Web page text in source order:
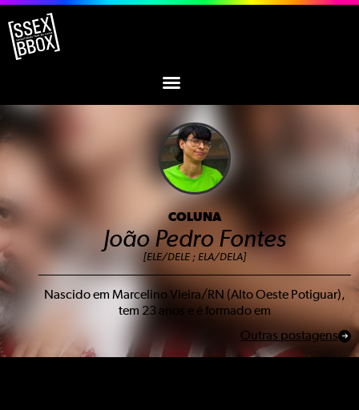
COLUNA
João Pedro Fontes
[ELE/DELE ; ELA/DELA]
Nascido em Marcelino Vieira/RN (Alto Oeste Potiguar),
tem 23 anos e é formado em
Outras postagens